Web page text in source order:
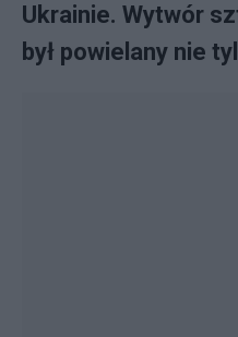
Ukrainie. Wytwór
był powielany nie